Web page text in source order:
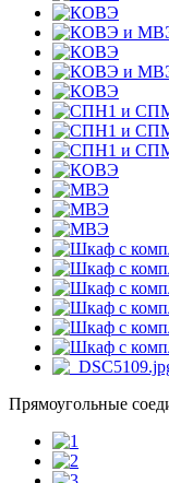
Прямоугольные